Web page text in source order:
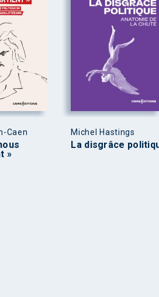
Caen
»
Michel Hastings
La disgrâce